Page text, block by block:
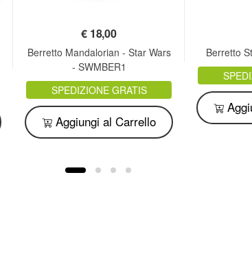
€ 18,00
Berretto Mandalorian - Star Wars
- SWMBER1
SPEDIZIONE GRATIS
Aggiungi al Carrello
Berretto